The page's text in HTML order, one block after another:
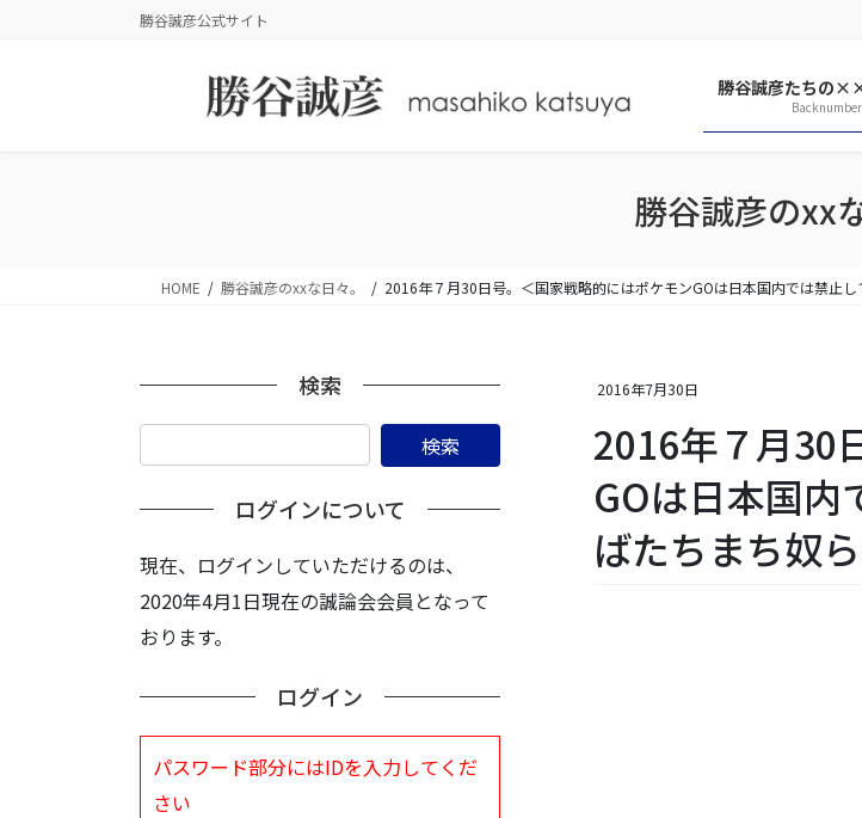
勝谷誠彦公式サイト
勝谷誠彦たちの××
Backnumber
勝谷誠彦のxx
HOME 勝谷誠彦のxxな日々。 2016年７月30日号。＜国家戦略的にはポケモンGOは日本国内では禁止
2016年7月30日
2016年７月30
GOは日本国内
ばたちまち奴
検索
ログインについて
現在、ログインしていただけるのは、
2020年4月1日現在の誠論会会員となって
おります。
ログイン
パスワード部分にはIDを入力してくだ
さい